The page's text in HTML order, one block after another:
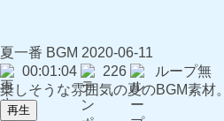
夏一番 BGM 2020-06-11
00:01:04
226
ループ無
楽しそうな雰囲気の夏のBGM素材。
再生